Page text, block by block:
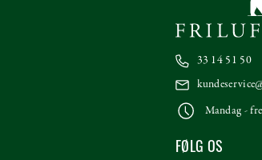
33 14 51 50
Mandag -
FØLG OS